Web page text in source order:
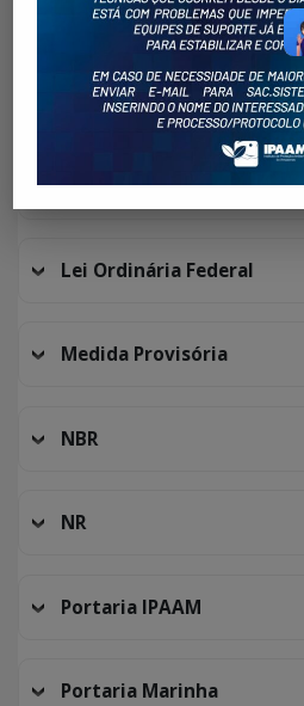
Lei Complementar Federal
Lei Delegada Estadual
Lei Ordinária Estadual
Lei Ordinária Federal
Medida Provisória
NBR
NR
Portaria IPAAM
Portaria Marinha